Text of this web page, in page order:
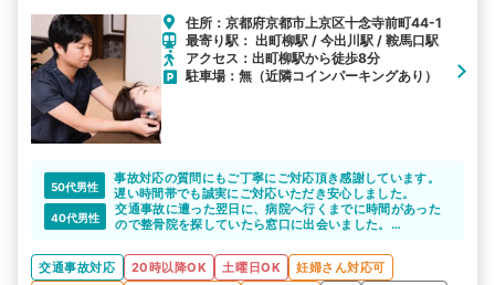
住所：京都府京都市上京区十念寺前町44-1
最寄り駅： 出町柳駅 / 今出川駅 / 鞍馬口駅
アクセス：出町柳駅から徒歩8分
駐車場：無（近隣コインパーキングあり）
50代男性
事故対応の質問にもご丁寧にご対応頂き感謝しています。
遅い時間帯でも誠実にご対応いただき安心しました。
40代男性
交通事故に遭った翌日に、病院へ行くまでに時間があった
ので整骨院を探していたら窓口に出会いました。
ポートしてもらえたので安心できました。
交通事故対応 20時以降OK 土曜日OK 妊婦さん対応可